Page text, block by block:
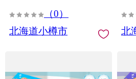
（0）
北海道小樽市
北